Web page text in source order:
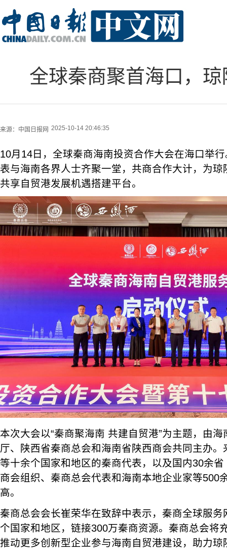
全球秦商聚首海口，
来源： 中国日报网 2025-10-14 20:46:35
10月14日，全球秦商海南投资合作大会在海口举
表与海南各界人士齐聚一堂，共商合作大计，为
共享自贸港发展机遇搭建平台。
本次大会以“秦商聚海南 共建自贸港”为主题，由
厅、陕西省秦商总会和海南省陕西商会共同主办
等十余个国家和地区的秦商代表，以及国内30余
商会组织、秦商总会代表和海南本地企业家等500
高。
秦商总会会长崔荣华在致辞中表示，秦商全球服
个国家和地区，链接300万秦商资源。秦商总会将
推动更多创新型企业参与海南自贸港建设，助力